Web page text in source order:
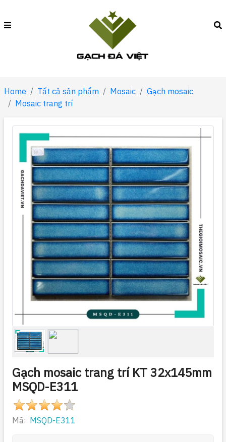
Home Tất cả sản phẩm Mosaic
Gạch mosaic
Mosaic trang trí
Gạch mosaic trang trí KT 32x145mm
MSQD-E311
Mã: MSQD-E311